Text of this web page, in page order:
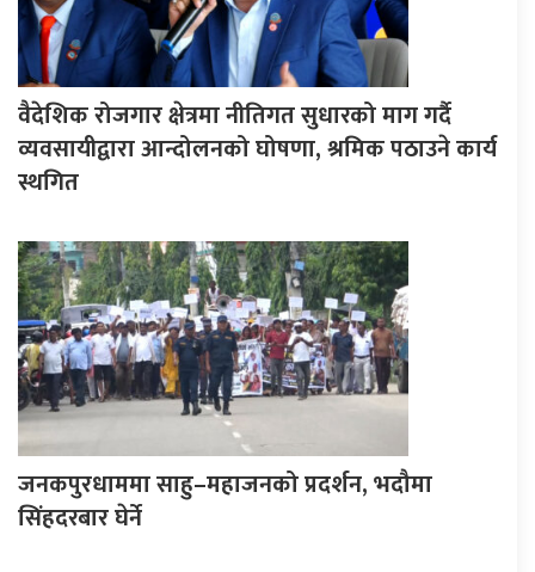
वैदेशिक रोजगार क्षेत्रमा नीतिगत सुधारको माग गर्दै
व्यवसायीद्वारा आन्दोलनको घोषणा, श्रमिक पठाउने कार्य
स्थगित
जनकपुरधाममा साहु–महाजनको प्रदर्शन, भदौमा
सिंहदरबार घेर्ने